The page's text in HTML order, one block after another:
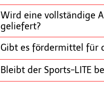
Wird eine vollständige
geliefert?
Gibt es fördermittel für
Bleibt der Sports-LITE